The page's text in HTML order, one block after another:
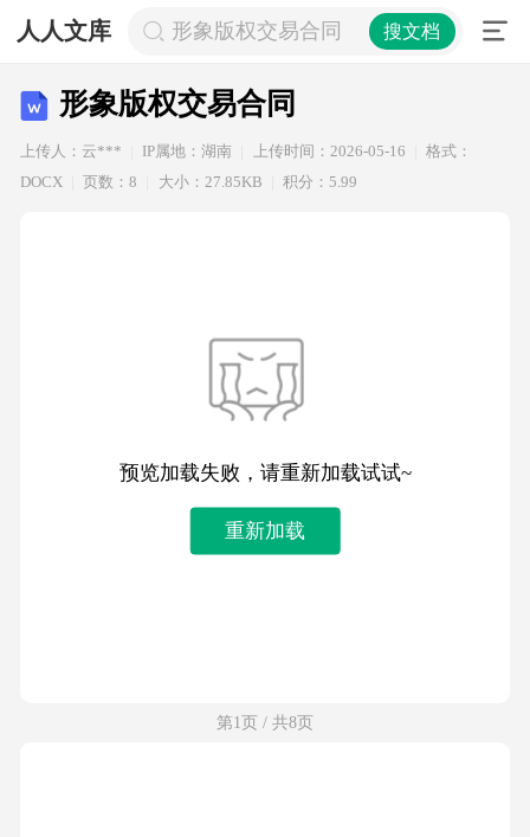
人人文库 形象版权交易合同 搜文档
形象版权交易合同
上传人：云*** IP属地：湖南 上传时间：2026-05-16
格式：
DOCX
页数：8 大小：27.85KB 积分：5.99
预览加载失败，请重新加载试试~
重新加载
第1页 / 共8页